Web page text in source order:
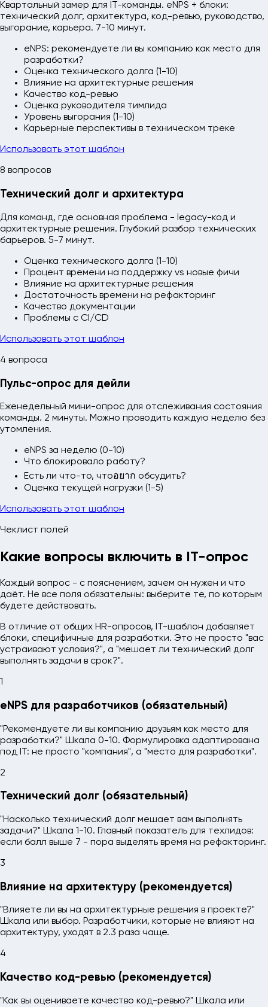
Квартальный замер для IT-команды. eNPS + блоки:
технический долг, архитектура, код-ревью, руководство,
выгорание, карьера. 7-10 минут.
eNPS: рекомендуете ли вы компанию как место для
разработки?
Оценка технического долга (1-10)
Влияние на архитектурные решения
Качество код-ревью
Оценка руководителя тимлида
Уровень выгорания (1-10)
Карьерные перспективы в техническом треке
Использовать этот шаблон
8 вопросов
Технический долг и архитектура
Для команд, где основная проблема - legacy-код и
архитектурные решения. Глубокий разбор технических
барьеров. 5-7 минут.
Оценка технического долга (1-10)
Процент времени на поддержку vs новые фичи
Влияние на архитектурные решения
Достаточность времени на рефакторинг
Качество документации
Проблемы с CI/CD
Использовать этот шаблон
4 вопроса
Пульс-опрос для дейли
Еженедельный мини-опрос для отслеживания состояния
команды. 2 минуты. Можно проводить каждую неделю без
утомления.
eNPS за неделю (0-10)
Что блокировало работу?
Есть ли что-то, чтоอยาก обсудить?
Оценка текущей нагрузки (1-5)
Использовать этот шаблон
Чеклист полей
Какие вопросы включить в IT-опрос
Каждый вопрос - с пояснением, зачем он нужен и что
даёт. Не все поля обязательны: выберите те, по которым
будете действовать.
В отличие от общих HR-опросов, IT-шаблон добавляет
блоки, специфичные для разработки. Это не просто "вас
устраивают условия?", а "мешает ли технический долг
выполнять задачи в срок?".
1
eNPS для разработчиков (обязательный)
"Рекомендуете ли вы компанию друзьям как место для
разработки?" Шкала 0-10. Формулировка адаптирована
под IT: не просто "компания", а "место для разработки".
2
Технический долг (обязательный)
"Насколько технический долг мешает вам выполнять
задачи?" Шкала 1-10. Главный показатель для техлидов:
если балл выше 7 - пора выделять время на рефакторинг.
3
Влияние на архитектуру (рекомендуется)
"Влияете ли вы на архитектурные решения в проекте?"
Шкала или выбор. Разработчики, которые не влияют на
архитектуру, уходят в 2.3 раза чаще.
4
Качество код-ревью (рекомендуется)
"Как вы оцениваете качество код-ревью?" Шкала или